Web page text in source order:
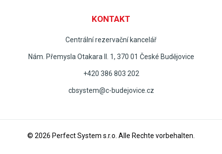
KONTAKT
Centrální rezervační kancelář
Nám. Přemysla Otakara II. 1, 370 01 České Budějovice
+420 386 803 202
cbsystem@c-budejovice.cz
© 2026 Perfect System s.r.o . Alle Rechte vorbehalten.